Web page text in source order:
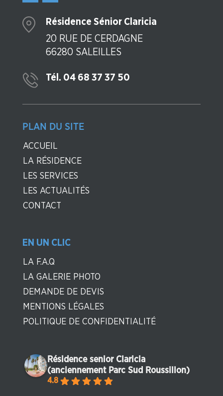
Résidence Sénior Claricia
20 RUE DE CERDAGNE
66280 SALEILLES
Tél. 04 68 37 37 50
PLAN DU SITE
ACCUEIL
LA RÉSIDENCE
LES SERVICES
LES ACTUALITÉS
CONTACT
EN UN CLIC
LA F.A.Q
LA GALERIE PHOTO
DEMANDE DE DEVIS
MENTIONS LÉGALES
POLITIQUE DE CONFIDENTIALITÉ
Résidence senior Claricia
(anciennement Parc Sud Roussillon)
4.8